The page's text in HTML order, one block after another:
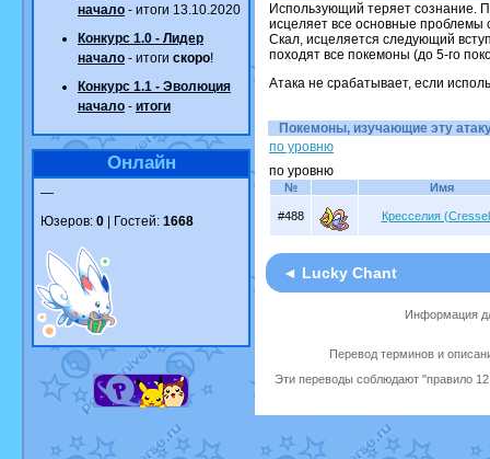
начало - итоги 13.10.2020
Конкурс 1.0 - Лидер
начало - итоги скоро!
Конкурс 1.1 - Эволюция
начало - итоги
Онлайн
—
Юзеров: 0 | Гостей: 1668
Использующий теряет сознание.
исцеляет все основные проблемы
Скал, исцеляется следующий
походят все покемоны (до 5-го
Атака не срабатывает, если
Покемоны, изучающие эту
по уровню
по уровню
№ Имя
#488 Кресселия
◄ Lucky Chant
Информация
Перевод терминов и
Эти переводы соблюдают "правило 12